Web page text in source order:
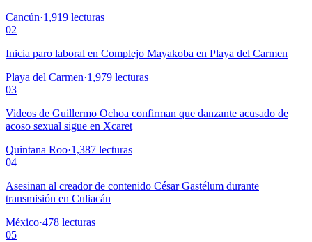
Cancún·1,919 lecturas
02
Inicia paro laboral en Complejo Mayakoba en Playa del Carmen
Playa del Carmen·1,979 lecturas
03
Videos de Guillermo Ochoa confirman que danzante acusado de
acoso sexual sigue en Xcaret
Quintana Roo·1,387 lecturas
04
Asesinan al creador de contenido César Gastélum durante
transmisión en Culiacán
México·478 lecturas
05